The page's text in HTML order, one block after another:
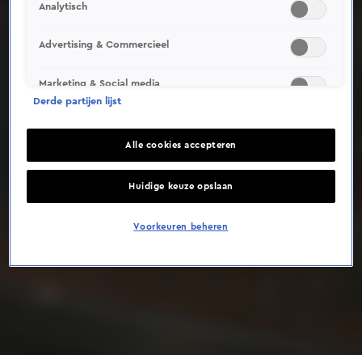
Deze video is niet beschikbaar op je huidige locatie
Analytisch
Advertising & Commercieel
Marketing & Social media
Derde partijen lijst
Alle cookies accepteren
Huidige keuze opslaan
Voorkeuren beheren